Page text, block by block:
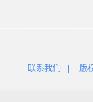
联系我们 版